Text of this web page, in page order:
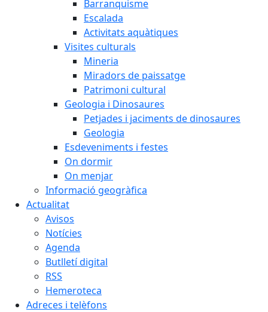
Barranquisme
Escalada
Activitats aquàtiques
Visites culturals
Mineria
Miradors de paissatge
Patrimoni cultural
Geologia i Dinosaures
Petjades i jaciments de dinosaures
Geologia
Esdeveniments i festes
On dormir
On menjar
Informació geogràfica
Actualitat
Avisos
Notícies
Agenda
Butlletí digital
RSS
Hemeroteca
Adreces i telèfons